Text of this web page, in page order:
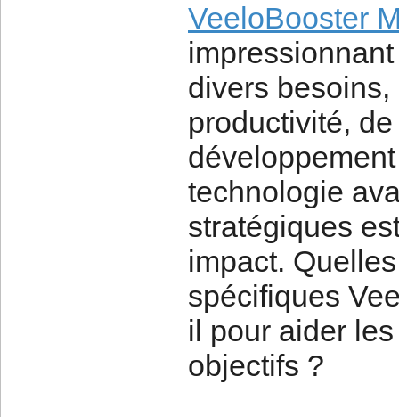
VeeloBooster
divers
productivité,
technologie
stratégiques
impact.
spécifiques
il pour aider
objectifs ?